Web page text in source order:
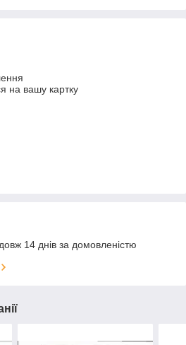
на вашу картку
14 днів за домовленістю